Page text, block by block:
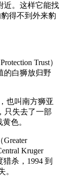
近。这样它能找
得不到外来豹
Trust）
的白狮放归野
也叫南方狮亚
只失去了一部
色。
Kruger
杀，1994 到
。